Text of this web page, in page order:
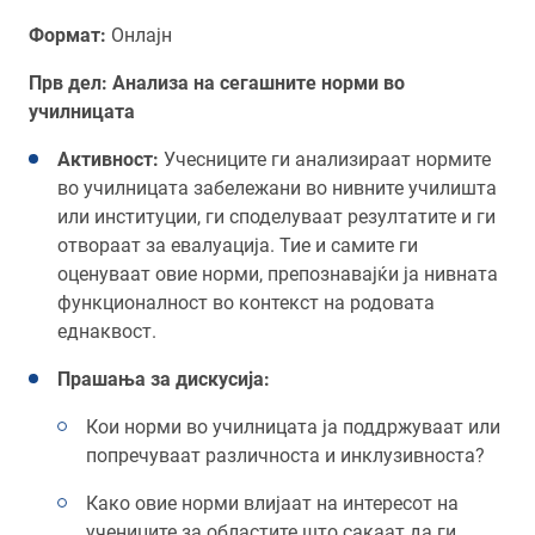
Формат: Oнлајн
Прв дел: Анализа на сегашните норми во
училницата
Активност: Учесниците ги анализираат нормите
во училницата забележани во нивните училишта
или институции, ги споделуваат резултатите и ги
отвораат за евалуација. Тие и самите ги
оценуваат овие норми, препознавајќи ја нивната
функционалност во контекст на родовата
еднаквост.
Прашања за дискусија:
Кои норми во училницата ја поддржуваат или
попречуваат различноста и инклузивноста?
Како овие норми влијаат на интересот на